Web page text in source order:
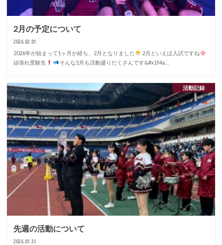
2月の予定について
2026.02.01
2026年が始まって1ヶ月が経ち、2月となりました
2月といえば入試ですね
頑張れ受験生
そんな2月も活動盛りだくさんです&#x1f4a…
活動記録
先週の活動について
2026.01.31